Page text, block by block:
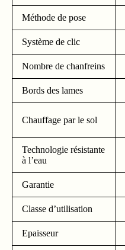
Méthode de pose
Système de clic
Nombre de chanfreins
Bords des lames
Chauffage par le sol
Technologie résistante
à l’eau
Garantie
Classe d’utilisation
Epaisseur